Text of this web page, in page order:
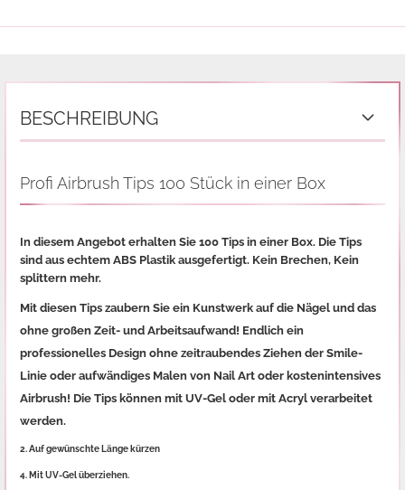
BESCHREIBUNG
Profi Airbrush Tips 100 Stück in einer Box
In diesem Angebot erhalten Sie 100 Tips in einer Box. Die Tips
sind aus echtem ABS Plastik ausgefertigt. Kein Brechen, Kein
splittern mehr.
Mit diesen Tips zaubern Sie ein Kunstwerk auf die Nägel und das
ohne großen Zeit- und Arbeitsaufwand! Endlich ein
professionelles Design ohne zeitraubendes Ziehen der Smile-
Linie oder aufwändiges Malen von Nail Art oder kostenintensives
Airbrush! Die Tips können mit UV-Gel oder mit Acryl verarbeitet
werden.
2. Auf gewünschte Länge kürzen
4. Mit UV-Gel überziehen.